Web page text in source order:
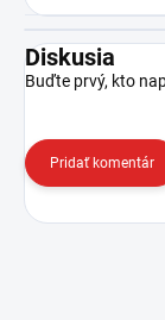
Diskusia
Buďte prvý, kto
Pridať komentár